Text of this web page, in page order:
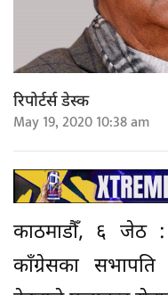
रिपोर्टर्स डेस्क
May 19, 2020 10:38 am
काठमाडौँ, ६ जेठ :
काँग्रेसका सभापति